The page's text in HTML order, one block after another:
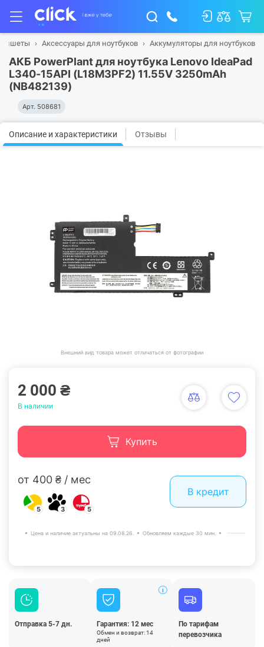
Аксессуары для ноутбуков Аккумуляторы для ноутбуков
АКБ PowerPlant для ноутбука Lenovo IdeaPad
L340-15API (L18M3PF2) 11.55V 3250mAh
(NB482139)
Арт. 508681
Описание и характеристики Отзывы
Внешний вид товара может отличаться от фотографии
2 000 ₴
В наличии
Купить
от 400 ₴ / мес
5 3 5
В кредит
Цена и наличие актуальны на 09.08.26. Обновляем каждые 30 мин.
Отправка 5-7 дн. Гарантия: 12 мес
Обмен и возврат: 14
дней
По тарифам
перевозчика